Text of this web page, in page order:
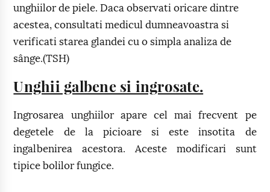
unghiilor de piele. Daca observati oricare dintre
acestea, consultati medicul dumneavoastra si
verificati starea glandei cu o simpla analiza de
sânge.(TSH)
Unghii galbene si ingrosate.
Ingrosarea unghiilor apare cel mai frecvent pe
degetele de la picioare si este insotita de
ingalbenirea acestora. Aceste modificari sunt
tipice bolilor fungice.